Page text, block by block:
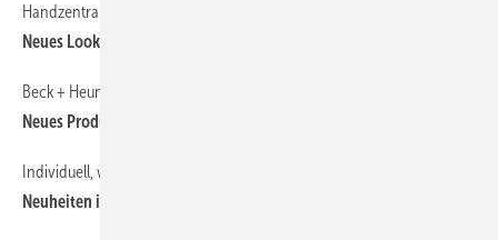
Handzentrale statt smartphone
Neues Look and Feel
Beck + Heun
Neues Produktduo für die Gurtmontage
Individuell, windstabil und energieeffizient
Neuheiten im Zip-Screen Programm